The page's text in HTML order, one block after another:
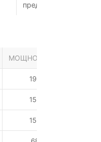
предметов и брызг
МОЩНОСТЬ, ВТ
1950
1520
1520